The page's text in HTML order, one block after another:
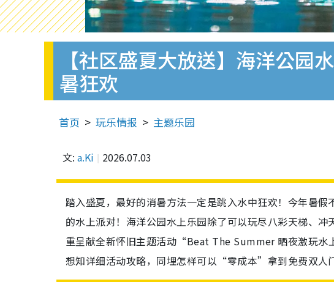
【社区盛夏大放送】海洋公园
暑狂欢
首页 玩乐情报 主题乐园
文: a.Ki 2026.07.03
踏入盛夏，最好的消暑方法一定是跳入水中狂欢！今年暑
的水上派对！海洋公园水上乐园除了可以玩尽八彩天梯、
重呈献全新怀旧主题活动“Beat The Summer 晒夜激玩水
想知详细活动攻略，同埋怎样可以“零成本”拿到免费双人